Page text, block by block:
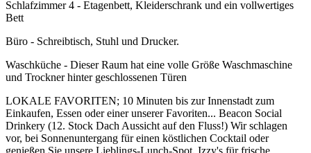
Schlafzimmer 4 - Etagenbett, Kleiderschrank und ein vollwertiges
Bett
Büro - Schreibtisch, Stuhl und Drucker.
Waschküche - Dieser Raum hat eine volle Größe Waschmaschine
und Trockner hinter geschlossenen Türen
LOKALE FAVORITEN; 10 Minuten bis zur Innenstadt zum
Einkaufen, Essen oder einer unserer Favoriten... Beacon Social
Drinkery (12. Stock Dach Aussicht auf den Fluss!) Wir schlagen
vor, bei Sonnenuntergang für einen köstlichen Cocktail oder
genießen Sie unsere Lieblings-Lunch-Spot, Izzy's für frische